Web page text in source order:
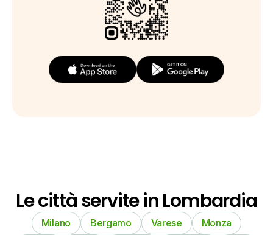
Le città servite in Lombardia
Milano Bergamo Varese
Monza